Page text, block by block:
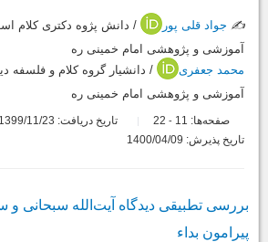
✍️ جواد قلی پور
/ دانش پژوه دکتری کلام
آموزشی و پژوهشی امام خمینی ره
محمد جعفری
/ دانشیار گروه کلام و فلسفه
آموزشی و پژوهشی امام خمینی ره
صفحه‌ها: 11
-
تاریخ دریافت: 1399/11/23
تاریخ پذیرش: 1400/04/09
بررسی تطبیقی دیدگاه آیت‌الله سبحانی
پیرامون بداء